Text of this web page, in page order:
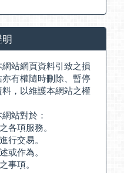
站網頁資料引致之損
有權隨時刪除、暫停
，以維護本網站之權
站對於：
各項服務。
行交易。
或作為。
事項。